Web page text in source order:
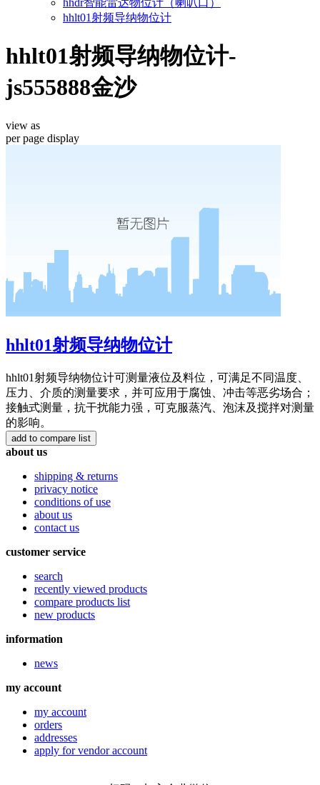
hhdr智能雷达物位计（喇叭口）
hhlt01射频导纳物位计
hhlt01射频导纳物位计-
js555888金沙
view as
per page display
hhlt01射频导纳物位计
hhlt01射频导纳物位计可测量液位及料位，可满足不同温度、
压力、介质的测量要求，并可应用于腐蚀、冲击等恶劣场合；
接触式测量，抗干扰能力强，可克服蒸汽、泡沫及搅拌对测量
的影响。
about us
shipping & returns
privacy notice
conditions of use
about us
contact us
customer service
search
recently viewed products
compare products list
new products
information
news
my account
my account
orders
addresses
apply for vendor account